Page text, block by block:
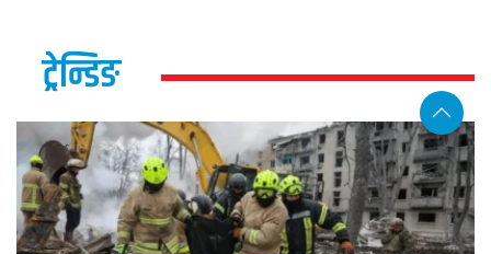
ट्रेन्डिङ